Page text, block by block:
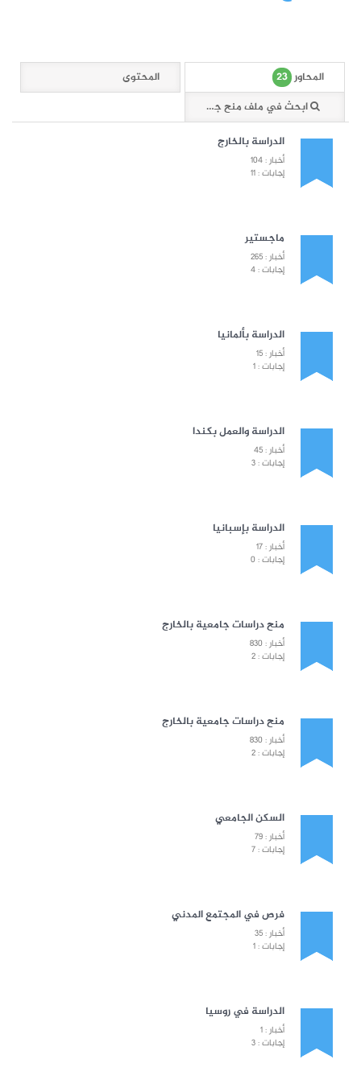
المحاور 23
المحتوى
ابحث في ملف منح جامعية
الدراسة بالخارج
أخبار : 104
إجابات : 11
ماجستير
أخبار : 265
إجابات : 4
الدراسة بألمانيا
أخبار : 15
إجابات : 1
الدراسة والعمل بكندا
أخبار : 45
إجابات : 3
الدراسة بإسبانيا
أخبار : 17
إجابات : 0
منح دراسات جامعية بالخارج
أخبار : 830
إجابات : 2
منح دراسات جامعية بالخارج
أخبار : 830
إجابات : 2
السكن الجامعي
أخبار : 79
إجابات : 7
فرص في المجتمع المدني
أخبار : 35
إجابات : 1
الدراسة في روسيا
أخبار : 1
إجابات : 3